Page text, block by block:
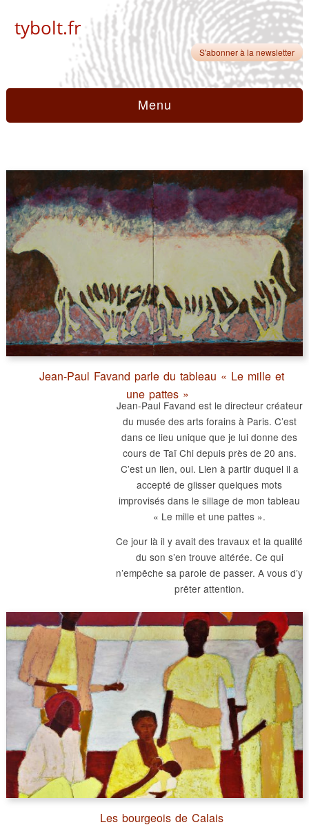
tybolt.fr
S'abonner à la newsletter
Menu
Jean-Paul Favand parle du tableau « Le mille et
une pattes »
Jean-Paul Favand est le directeur créateur
du musée des arts forains à Paris. C’est
dans ce lieu unique que je lui donne des
cours de Taï Chi depuis près de 20 ans.
C’est un lien, oui. Lien à partir duquel il a
accepté de glisser quelques mots
improvisés dans le sillage de mon tableau
« Le mille et une pattes ».
Ce jour là il y avait des travaux et la qualité
du son s’en trouve altérée. Ce qui
n’empêche sa parole de passer. A vous d’y
prêter attention.
Les bourgeois de Calais